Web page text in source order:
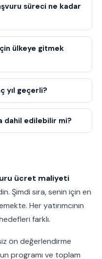
süreci ne kadar
ülkeye gitmek
yıl geçerli?
dahil edilebilir mi?
ücret maliyeti
Şimdi sıra, senin için en
Her yatırımcının
farklı.
ön değerlendirme
programı ve toplam